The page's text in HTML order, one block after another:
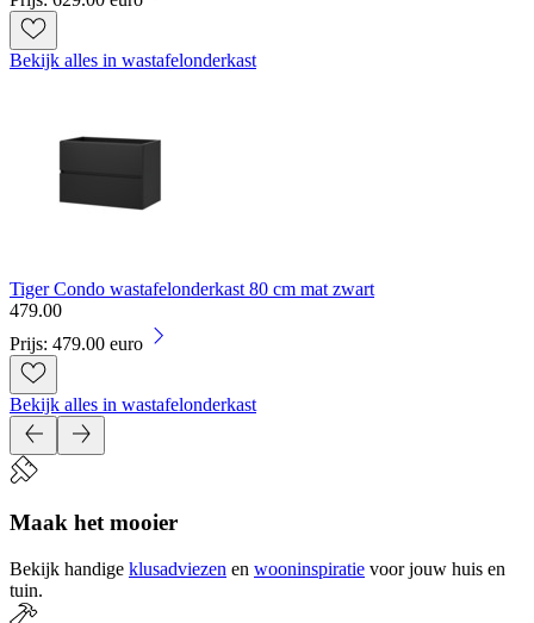
Bekijk alles in wastafelonderkast
Tiger Condo wastafelonderkast 80 cm mat zwart
479.00
Prijs: 479.00 euro
Bekijk alles in wastafelonderkast
Maak het mooier
Bekijk handige klusadviezen en wooninspiratie voor jouw huis en
tuin.